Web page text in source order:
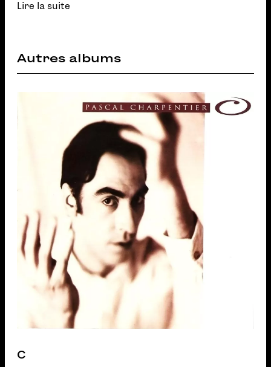
Lire la suite
Autres albums
C